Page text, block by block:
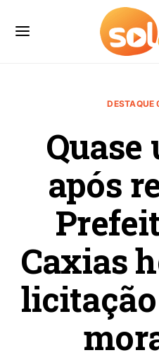
DESTAQUE
Quase
após
Caxias
licitação